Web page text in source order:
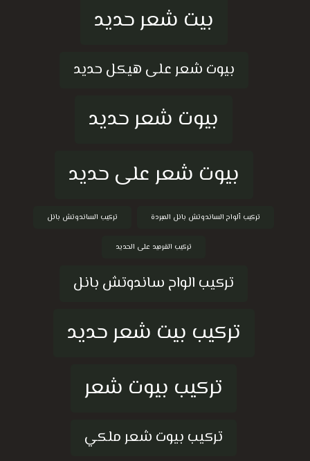
بيت شعر حديد
بيوت شعر على هيكل حديد
بيوت شعر حديد
بيوت شعر على حديد
تركيب ألواح الساندوتش بانل المبردة تركيب الساندوتش بانل
تركيب القرميد على الحديد
تركيب الواح ساندوتش بانل
تركيب بيت شعر حديد
تركيب بيوت شعر
تركيب بيوت شعر ملكي